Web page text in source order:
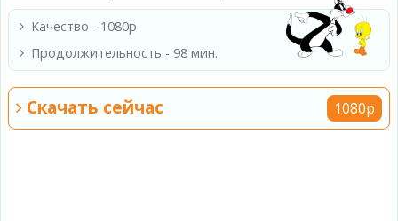
Качество - 1080p
Продолжительность - 98 мин.
Скачать сейчас 1080p